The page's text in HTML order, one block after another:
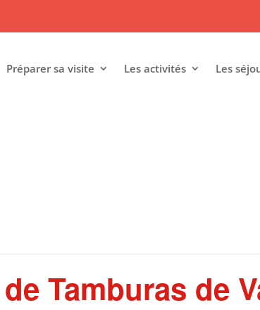
Préparer sa visite Les activités Les
Tamburas de